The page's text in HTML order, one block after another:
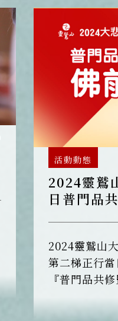
咒〉活動。 大悲閉關指導法師恆傳
法師說，每
〈大悲咒〉
人喜歡參加
應募咒，也
的因緣。
活動動態
2024靈鷲
日普門品
2024靈鷲山
第二梯正行
『普門品共
《佛前大供